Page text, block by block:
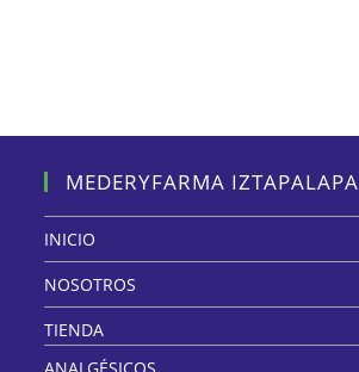
MEDERYFARMA IZTAPALAPA
INICIO
NOSOTROS
TIENDA
ANALGÉSICOS